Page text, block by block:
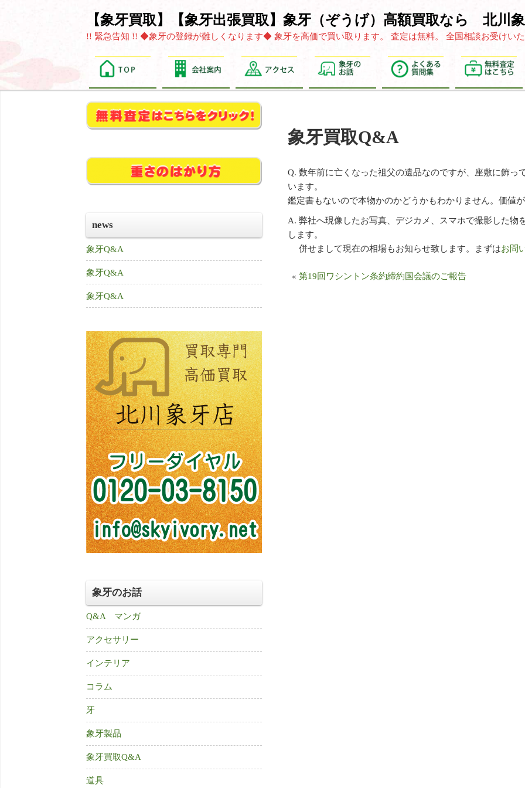
【象牙買取】【象牙出張買取】象牙（ぞうげ）高額買取なら 北川
!! 緊急告知 !! ◆象牙の登録が難しくなります◆ 象牙を高価で買い取ります。 査定は無料。 全国相談お受けいた
象牙買取Q&A
Q. 数年前に亡くなった祖父の遺品なのですが、座敷に飾っ
います。
鑑定書もないので本物かのかどうかもわかりません。価値
A. 弊社へ現像したお写真、デジカメ、スマホで撮影した物
します。
併せまして現在の相場もお知らせ致します。まずはお問
«第19回ワシントン条約締約国会議のご報告
news
象牙Q&A
象牙Q&A
象牙Q&A
象牙のお話
Q&A マンガ
アクセサリー
インテリア
コラム
牙
象牙製品
象牙買取Q&A
道具